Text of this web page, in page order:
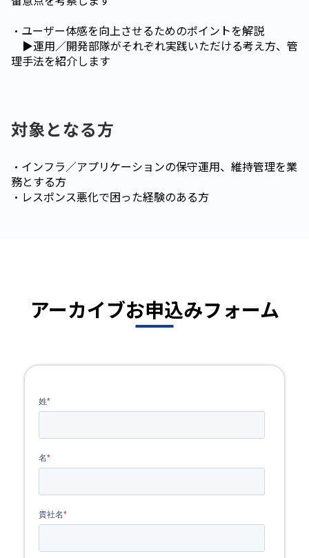
・ユーザー体感を向上させるためのポイントを解説
▶運用／開発部隊がそれぞれ実践いただける考え方、管
理手法を紹介します
対象となる方
・インフラ／アプリケーションの保守運用、維持管理を業
務とする方
・レスポンス悪化で困った経験のある方
アーカイブお申込みフォーム